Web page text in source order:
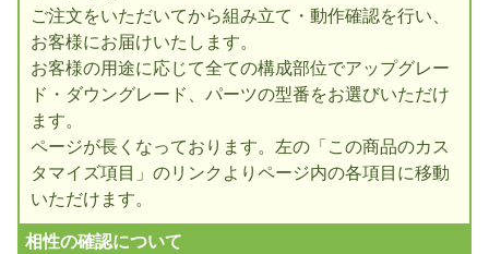
ご注文をいただいてから組み立て・動作確認を行い、
お客様にお届けいたします。
お客様の用途に応じて全ての構成部位でアップグレー
ド・ダウングレード、パーツの型番をお選びいただけ
ます。
ページが長くなっております。左の「この商品のカス
タマイズ項目」のリンクよりページ内の各項目に移動
いただけます。
相性の確認について